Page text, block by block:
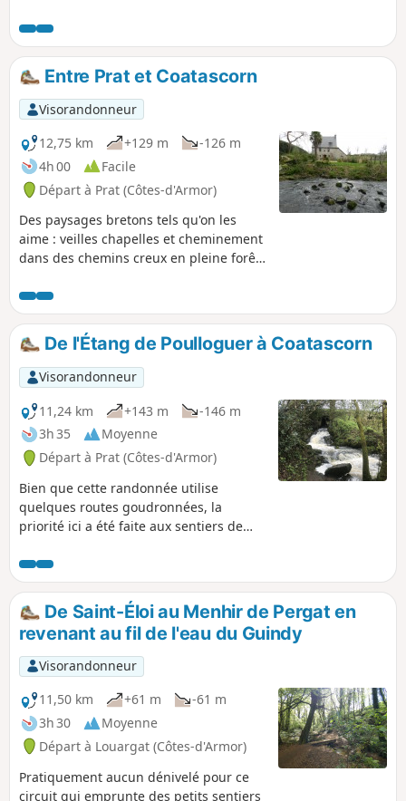
on prétend même qu'on peut voir la mer !
Entre Prat et Coatascorn
Visorandonneur
12,75 km
+129 m
-126 m
4h 00
Facile
Départ à Prat (Côtes-d'Armor)
Des paysages bretons tels qu'on les
aime : veilles chapelles et cheminement
dans des chemins creux en pleine forêt
travers de roches millénaires. Cette
présentation serait incomplète si nous
ne mentionnions pas la Bretagne
agricole et l'élevage bovin que l'on peut
rencontrer au cours de cette marche.
De l'Étang de Poulloguer à Coatascorn
Visorandonneur
11,24 km
+143 m
-146 m
3h 35
Moyenne
Départ à Prat (Côtes-d'Armor)
Bien que cette randonnée utilise
quelques routes goudronnées, la
priorité ici a été faite aux sentiers de
agricoles. En contrepartie, elle offre de
magnifiques paysages aussi bien sur
l'Étang de Poulloguer que sur le
ruisseau du même nom avec la
traversée très agréable du bourg de
Coatascorn, village trégorrois par
excellence avec toutes ses maisons en
pierre.
De Saint-Éloi au Menhir de Pergat en
revenant au fil de l'eau du Guindy
Visorandonneur
11,50 km
+61 m
-61 m
3h 30
Moyenne
Départ à Louargat (Côtes-d'Armor)
Pratiquement aucun dénivelé pour ce
circuit qui emprunte des petits sentiers